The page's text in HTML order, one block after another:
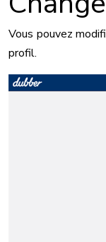
Vous pouvez
profil.